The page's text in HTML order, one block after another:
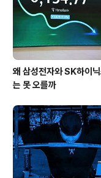
왜 삼성전자와 SK하이
는 못 오를까